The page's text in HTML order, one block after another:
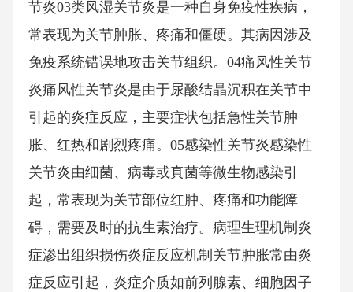
节炎03类风湿关节炎是一种自身免疫性疾病，
常表现为关节肿胀、疼痛和僵硬。其病因涉及
免疫系统错误地攻击关节组织。04痛风性关节
炎痛风性关节炎是由于尿酸结晶沉积在关节中
引起的炎症反应，主要症状包括急性关节肿
胀、红热和剧烈疼痛。05感染性关节炎感染性
关节炎由细菌、病毒或真菌等微生物感染引
起，常表现为关节部位红肿、疼痛和功能障
碍，需要及时的抗生素治疗。病理生理机制炎
症渗出组织损伤炎症反应机制关节肿胀常由炎
症反应引起，炎症介质如前列腺素、细胞因子